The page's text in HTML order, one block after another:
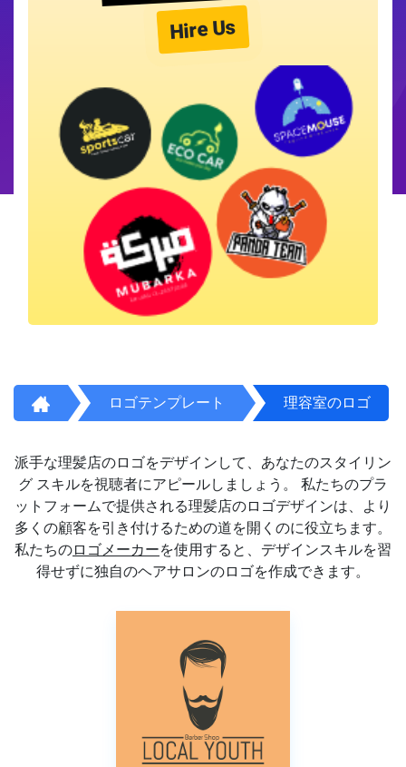
Hire Us
ロゴテンプレート 理容室のロゴ
派手な理髪店のロゴをデザインして、あなたのスタイリン
グ スキルを視聴者にアピールしましょう。 私たちのプラ
ットフォームで提供される理髪店のロゴデザインは、より
多くの顧客を引き付けるための道を開くのに役立ちます。
私たちのロゴメーカーを使用すると、デザインスキルを習
得せずに独自のヘアサロンのロゴを作成できます。